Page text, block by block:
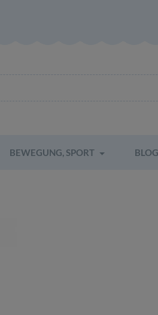
BEWEGUNG, SPORT BLOG